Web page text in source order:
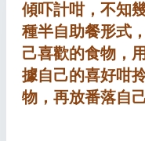
傾吓計咁，不知
種半自助餐形式
己喜歡的食物，
據自己的喜好咁
物，再放番落自